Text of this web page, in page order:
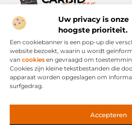
Uw privacy is onze
hoogste prioriteit.
Een cookiebanner is een pop-up die
website bezoekt, waarin u wordt
van cookies en gevraagd om
Cookies zijn kleine tekstbestanden die
apparaat worden opgeslagen om
surfgedrag.
Accepteren
Verhalen die het alledaagse
Ontdek een breed scala aan blogs en
informeren en verrijken – voor elke
Bericht categorie